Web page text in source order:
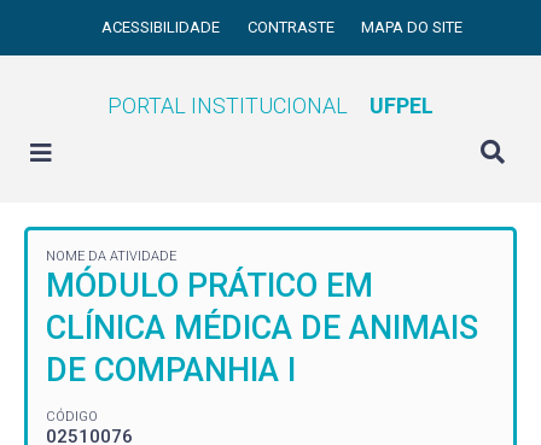
ACESSIBILIDADE CONTRASTE MAPA DO SITE
PORTAL INSTITUCIONAL UFPEL
NOME DA ATIVIDADE
MÓDULO PRÁTICO EM
CLÍNICA MÉDICA DE ANIMAIS
DE COMPANHIA I
CÓDIGO
02510076